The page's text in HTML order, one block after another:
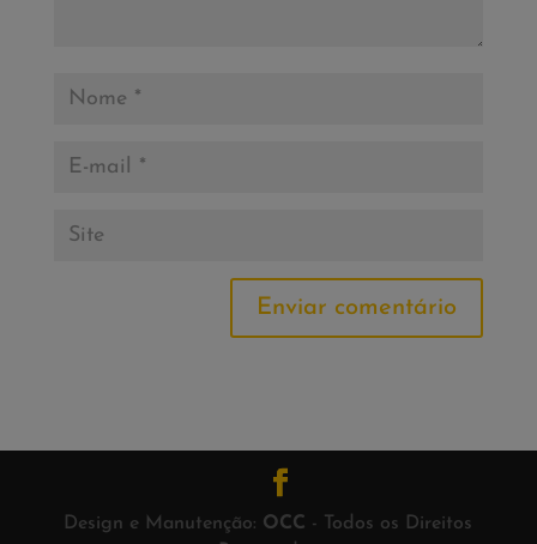
Enviar comentário
Design e Manutenção: OCC - Todos os Direitos